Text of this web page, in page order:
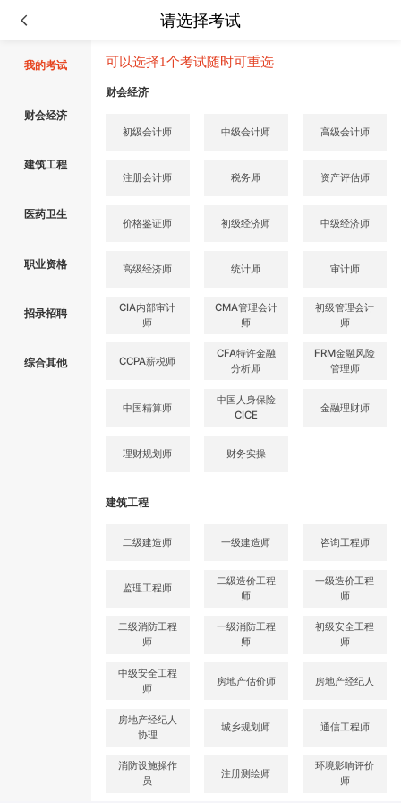
请选择考试
我的考试
财会经济
建筑工程
医药卫生
职业资格
招录招聘
综合其他
可以选择1个考试随时可重选
财会经济
初级会计师 中级会计师 高级会计师
注册会计师 税务师 资产评估师
价格鉴证师 初级经济师 中级经济师
高级经济师 统计师 审计师
CIA内部审计
师
CMA管理会计
师
初级管理会计
师
CCPA薪税师
CFA特许金融
分析师
FRM金融风险
管理师
中国精算师
中国人身保险
CICE
金融理财师
理财规划师 财务实操
建筑工程
二级建造师 一级建造师 咨询工程师
监理工程师
二级造价工程
师
一级造价工程
师
二级消防工程
师
一级消防工程
师
初级安全工程
师
中级安全工程
师
房地产估价师 房地产经纪人
房地产经纪人
协理
城乡规划师 通信工程师
消防设施操作
员
注册测绘师
环境影响评价
师